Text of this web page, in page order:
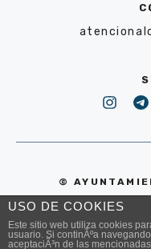
©
POLÍTICA
USO DE COOKIES
Este sitio web utiliza cookies
usuario. Si continÃºa
aceptaciÃ³n de las